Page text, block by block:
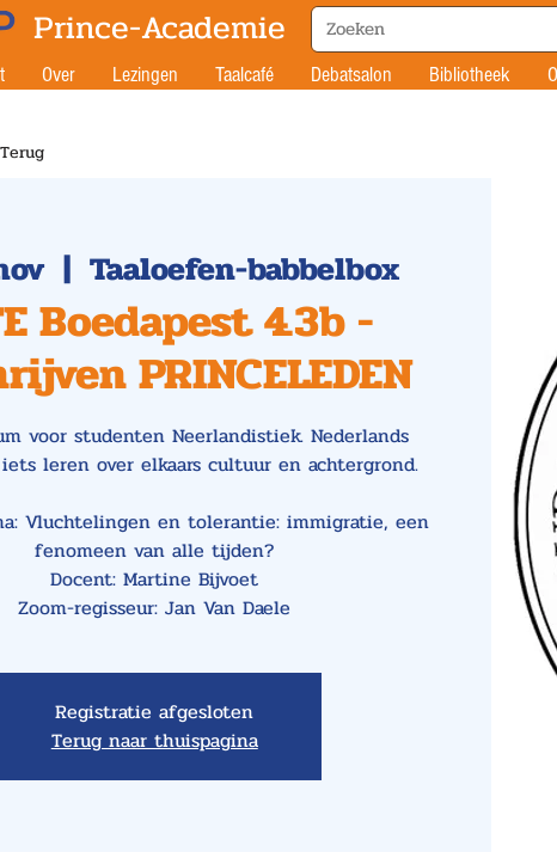
Prince-Academie
Over Lezingen Taalcafé Debatsalon Bibliotheek
  |
Taaloefen-babbelbox
Boedapest 4.3b -
PRINCELEDEN
voor studenten Neerlandistiek. Nederlands
leren over elkaars cultuur en achtergrond.
Vluchtelingen en tolerantie: immigratie, een
fenomeen van alle tijden?
Docent: Martine Bijvoet
Zoom-regisseur: Jan Van Daele
Registratie afgesloten
Terug naar thuispagina